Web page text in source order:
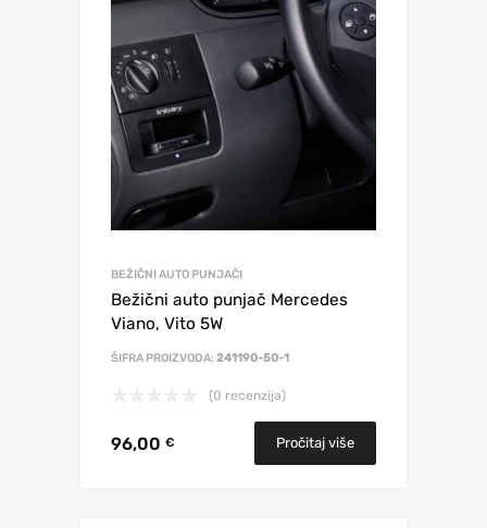
BEŽIČNI AUTO PUNJAČI
Bežični auto punjač Mercedes
Viano, Vito 5W
ŠIFRA PROIZVODA: 241190-50-1
(0 recenzija)
96,00 € Pročitaj više